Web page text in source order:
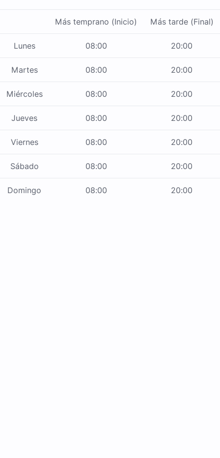
Más temprano (Inicio) Más tarde (Final)
Lunes 08:00 20:00
Martes 08:00 20:00
Miércoles 08:00 20:00
Jueves 08:00 20:00
Viernes 08:00 20:00
Sábado 08:00 20:00
Domingo 08:00 20:00